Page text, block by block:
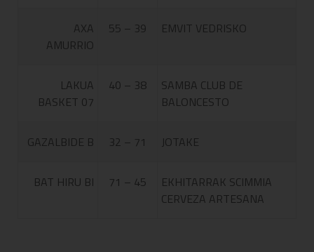
AXA
AMURRIO
55 – 39 EMVIT VEDRISKO
LAKUA
BASKET 07
40 – 38
SAMBA CLUB DE
BALONCESTO
GAZALBIDE B 32 – 71 JOTAKE
BAT HIRU BI 71 – 45
EKHITARRAK SCIMMIA
CERVEZA ARTESANA